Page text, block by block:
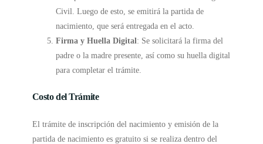
Civil. Luego de esto, se emitirá la partida de
nacimiento, que será entregada en el acto.
Firma y Huella Digital: Se solicitará la firma del
padre o la madre presente, así como su huella digital
para completar el trámite.
Costo del Trámite
El trámite de inscripción del nacimiento y emisión de la
partida de nacimiento es gratuito si se realiza dentro del